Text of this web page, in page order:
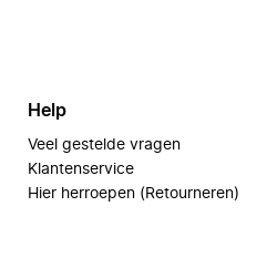
Help
Veel gestelde vragen
Klantenservice
Hier herroepen (Retourneren)